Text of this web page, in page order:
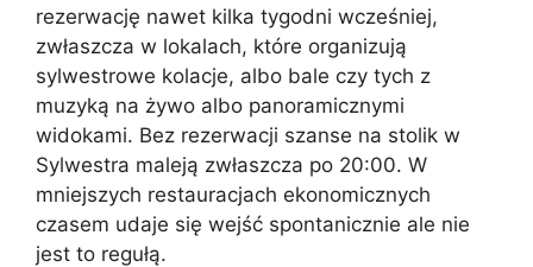
rezerwację nawet kilka tygodni wcześniej,
zwłaszcza w lokalach, które organizują
sylwestrowe kolacje, albo bale czy tych z
muzyką na żywo albo panoramicznymi
widokami. Bez rezerwacji szanse na stolik w
Sylwestra maleją zwłaszcza po 20:00. W
mniejszych restauracjach ekonomicznych
czasem udaje się wejść spontanicznie ale nie
jest to regułą.